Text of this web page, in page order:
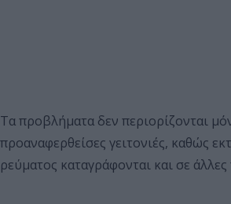
Τα προβλήματα δεν περιορίζονται
προαναφερθείσες γειτονιές, καθώς
ρεύματος καταγράφονται και σε